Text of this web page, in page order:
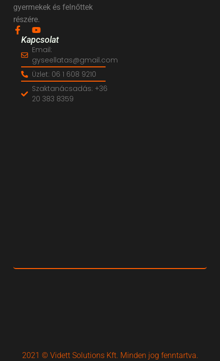
gyermekek és felnőttek
részére.
Kapcsolat
Email:
gyseellatas@gmail.com
Üzlet: 06 1 608 9210
Szaktanácsadás: +36
20 383 8359
2021 © Vidett Solutions Kft. Minden jog fenntartva.